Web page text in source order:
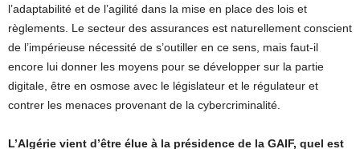
l’adaptabilité et de l’agilité dans la mise en place des lois et
règlements. Le secteur des assurances est naturellement conscient
de l’impérieuse nécessité de s’outiller en ce sens, mais faut-il
encore lui donner les moyens pour se développer sur la partie
digitale, être en osmose avec le législateur et le régulateur et
contrer les menaces provenant de la cybercriminalité.
L’Algérie vient d’être élue à la présidence de la GAIF, quel est